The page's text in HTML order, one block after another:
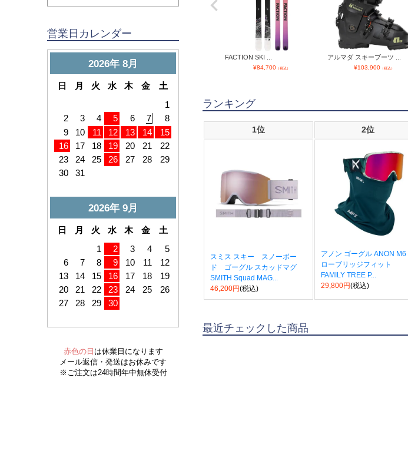
営業日カレンダー
FACTION SKI ...
¥84,700（税込）
アルマダ スキーブーツ ...
¥103,900（税込）
ランキング
1位 2位
スミス スキー スノーボー
ド ゴーグル スカッドマグ
SMITH Squad MAG...
46,200円(税込)
アノン ゴーグル ANON M6
ローブリッジフィット
FAMILY TREE P...
29,800円(税込)
最近チェックした商品